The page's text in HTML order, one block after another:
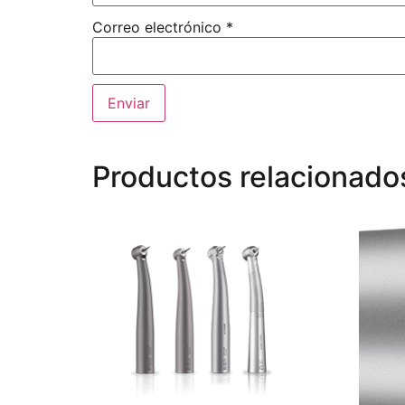
Correo electrónico *
Productos